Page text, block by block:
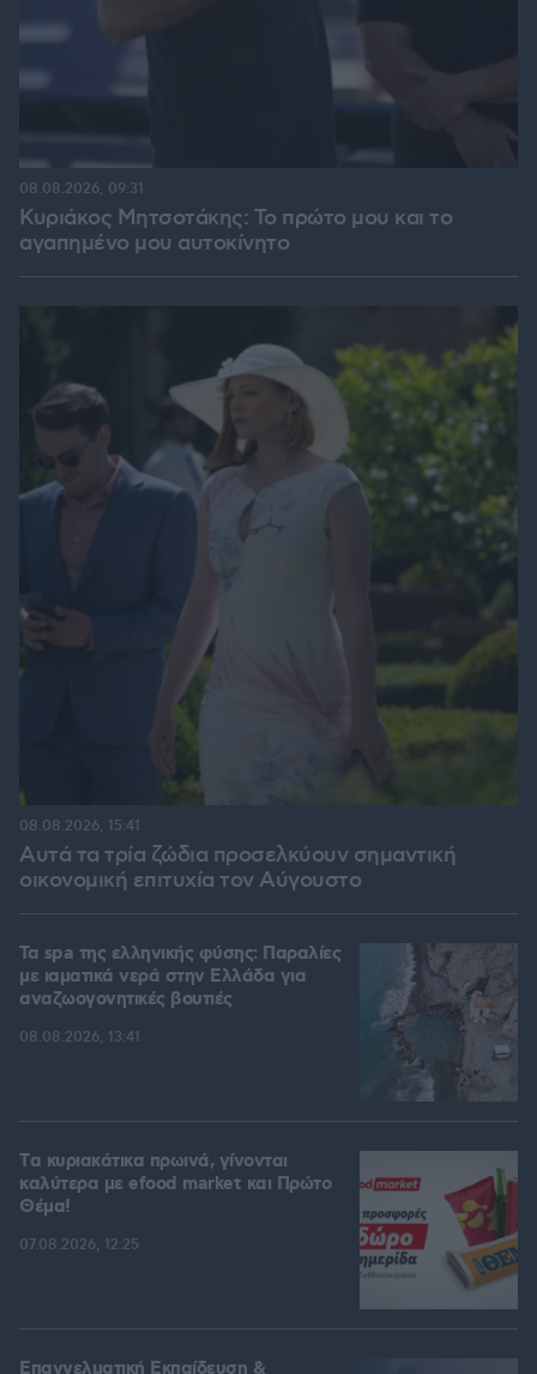
Κυριάκος Μητσοτάκης: Το πρώτο μου και το
αγαπημένο μου αυτοκίνητο
08.08.2026, 09:31
Αυτά τα τρία ζώδια προσελκύουν σημαντική
οικονομική επιτυχία τον Αύγουστο
08.08.2026, 15:41
Τα spa της ελληνικής φύσης: Παραλίες
με ιαματικά νερά στην Ελλάδα για
αναζωογονητικές βουτιές
08.08.2026, 13:41
Tα κυριακάτικα πρωινά, γίνονται
καλύτερα με efood market και Πρώτο
Θέμα!
07.08.2026, 12:25